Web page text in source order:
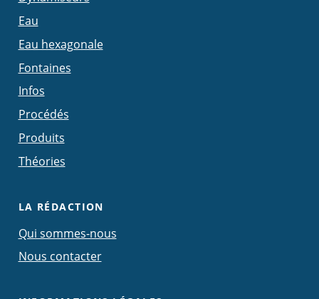
Eau
Eau hexagonale
Fontaines
Infos
Procédés
Produits
Théories
LA RÉDACTION
Qui sommes-nous
Nous contacter